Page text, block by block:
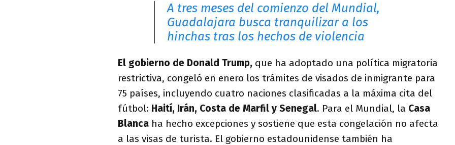
A tres meses del comienzo del Mundial,
Guadalajara busca tranquilizar a los
hinchas tras los hechos de violencia
El gobierno de Donald Trump, que ha adoptado una política migratoria
restrictiva, congeló en enero los trámites de visados de inmigrante para
75 países, incluyendo cuatro naciones clasificadas a la máxima cita del
fútbol: Haití, Irán, Costa de Marfil y Senegal. Para el Mundial, la Casa
Blanca ha hecho excepciones y sostiene que esta congelación no afecta
a las visas de turista. El gobierno estadounidense también ha